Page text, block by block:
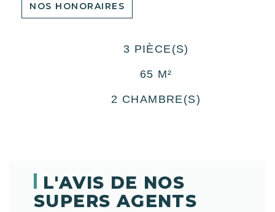
NOS HONORAIRES
3 PIÈCE(S)
65 M²
2 CHAMBRE(S)
L'AVIS DE NOS
SUPERS AGENTS